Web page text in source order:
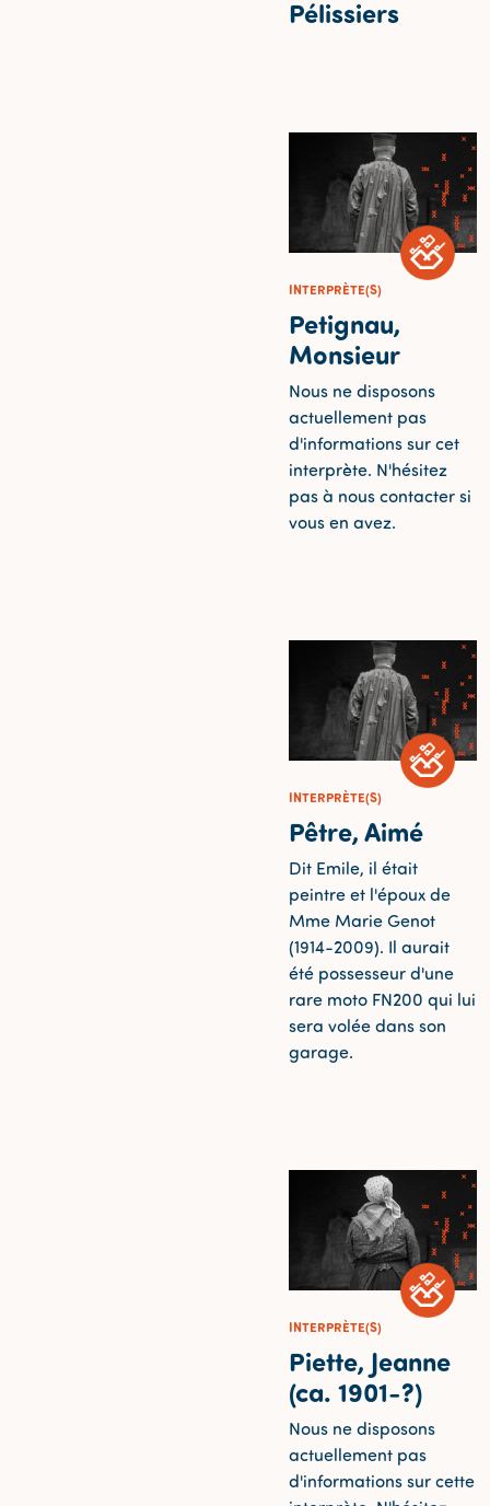
Pélissiers
INTERPRÈTE(S)
Petignau,
Monsieur
Nous ne disposons
actuellement pas
d'informations sur cet
interprète. N'hésitez
pas à nous contacter si
vous en avez.
INTERPRÈTE(S)
Pêtre, Aimé
Dit Emile, il était
peintre et l'époux de
Mme Marie Genot
(1914-2009). Il aurait
été possesseur d'une
rare moto FN200 qui lui
sera volée dans son
garage.
INTERPRÈTE(S)
Piette, Jeanne
(ca. 1901-?)
Nous ne disposons
actuellement pas
d'informations sur cette